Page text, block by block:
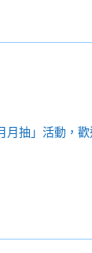
抽」活動，歡